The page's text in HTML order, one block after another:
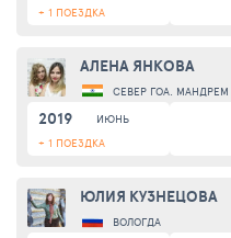
+ 1 ПОЕЗДКА
АЛЕНА ЯНКОВА
СЕВЕР ГОА. МАНДРЕМ
2019
ИЮНЬ
+ 1 ПОЕЗДКА
ЮЛИЯ КУЗНЕЦОВА
ВОЛОГДА